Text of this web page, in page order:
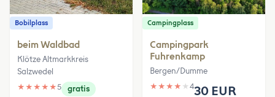
Bobilplass
beim Waldbad
Klötze Altmarkkreis
Salzwedel
★ ★ ★ ★ ★5 gratis
Campingplass
Campingpark
Fuhrenkamp
Bergen/Dumme
★ ★ ★ ★ ★ 430 EUR